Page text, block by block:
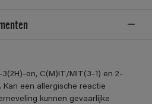
on, C(M)IT/MIT(3-1) en 2-
een allergische reactie
kunnen gevaarlijke